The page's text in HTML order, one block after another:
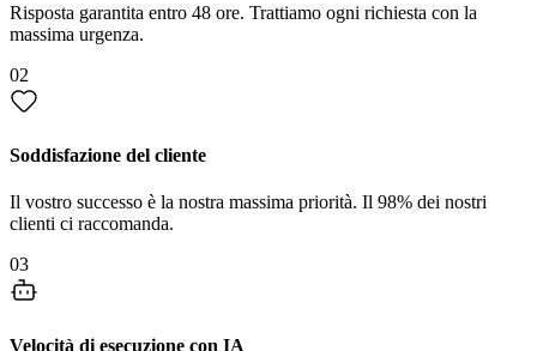
Risposta garantita entro 48 ore. Trattiamo ogni richiesta con la
massima urgenza.
02
Soddisfazione del cliente
Il vostro successo è la nostra massima priorità. Il 98% dei nostri
clienti ci raccomanda.
03
Velocità di esecuzione con IA